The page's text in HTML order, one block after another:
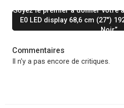
Soyez le premier à donner votre
E0 LED display 68,6 cm (27″)
Noir”
Commentaires
Il n'y a pas encore de critiques.